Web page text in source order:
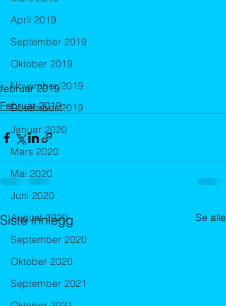
April 2019
September 2019
Oktober 2019
November 2019
Desember 2019
Januar 2020
Mars 2020
Mai 2020
Juni 2020
August 2020
September 2020
Oktober 2020
September 2021
februar 2019
Februar 2019
Siste innlegg Se alle